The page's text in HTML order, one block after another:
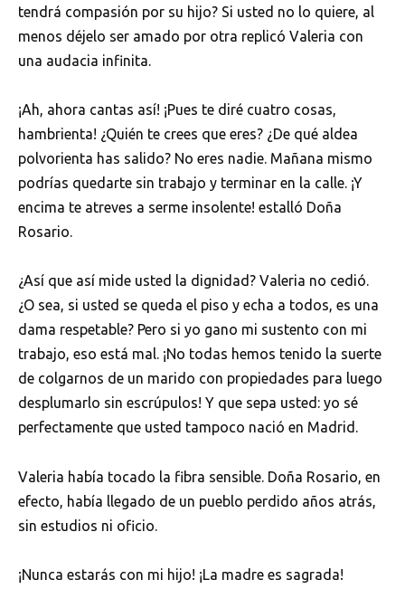
tendrá compasión por su hijo? Si usted no lo quiere, al
menos déjelo ser amado por otra replicó Valeria con
una audacia infinita.
¡Ah, ahora cantas así! ¡Pues te diré cuatro cosas,
hambrienta! ¿Quién te crees que eres? ¿De qué aldea
polvorienta has salido? No eres nadie. Mañana mismo
podrías quedarte sin trabajo y terminar en la calle. ¡Y
encima te atreves a serme insolente! estalló Doña
Rosario.
¿Así que así mide usted la dignidad? Valeria no cedió.
¿O sea, si usted se queda el piso y echa a todos, es una
dama respetable? Pero si yo gano mi sustento con mi
trabajo, eso está mal. ¡No todas hemos tenido la suerte
de colgarnos de un marido con propiedades para luego
desplumarlo sin escrúpulos! Y que sepa usted: yo sé
perfectamente que usted tampoco nació en Madrid.
Valeria había tocado la fibra sensible. Doña Rosario, en
efecto, había llegado de un pueblo perdido años atrás,
sin estudios ni oficio.
¡Nunca estarás con mi hijo! ¡La madre es sagrada!